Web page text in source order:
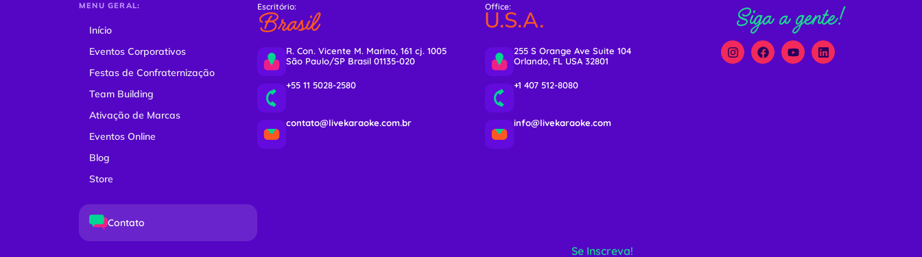
MENU GERAL:
Início
Eventos Corporativos
Festas de Confraternização
Team Building
Ativação de Marcas
Eventos Online
Blog
Store
Contato
Escritório:
Brasil
R. Con. Vicente M. Marino, 161 cj. 1005
São Paulo/SP Brasil 01135-020
+55 11 5028-2580
contato@livekaraoke.com.br
Office:
U.S.A.
255 S Orange Ave Suite 104
Orlando, FL USA 32801
+1 407 512-8080
info@livekaraoke.com
Siga a gente!
Se Inscreva!